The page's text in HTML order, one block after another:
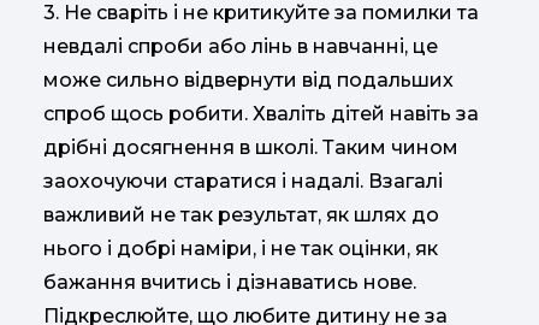
3. Не сваріть і не критикуйте за помилки та
невдалі спроби або лінь в навчанні, це
може сильно відвернути від подальших
спроб щось робити. Хваліть дітей навіть за
дрібні досягнення в школі. Таким чином
заохочуючи старатися і надалі. Взагалі
важливий не так результат, як шлях до
нього і добрі наміри, і не так оцінки, як
бажання вчитись і дізнаватись нове.
Підкреслюйте, що любите дитину не за